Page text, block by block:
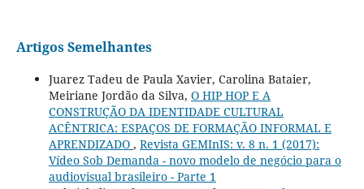
Artigos Semelhantes
Juarez Tadeu de Paula Xavier, Carolina Bataier,
Meiriane Jordão da Silva, O HIP HOP E A
CONSTRUÇÃO DA IDENTIDADE CULTURAL
ACÊNTRICA: ESPAÇOS DE FORMAÇÃO INFORMAL E
APRENDIZADO , Revista GEMInIS: v. 8 n. 1 (2017):
Vídeo Sob Demanda - novo modelo de negócio para o
audiovisual brasileiro - Parte 1